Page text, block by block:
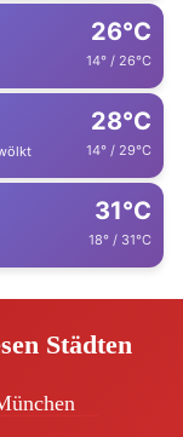
26°C
14° / 26°C
28°C
14° / 29°C
31°C
18° / 31°C
Städten